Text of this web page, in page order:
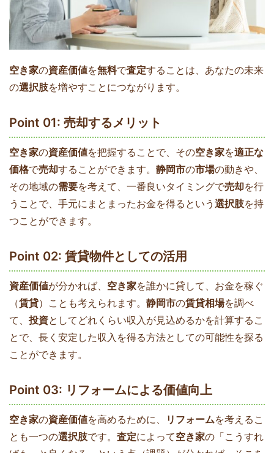
空き家の資産価値を無料で査定することは、あなたの未来
の選択肢を増やすことにつながります。
Point 01: 売却するメリット
空き家の資産価値を把握することで、その空き家を適正な
価格で売却することができます。 静岡市の市場の動きや、
その地域の需要を考えて、一番良いタイミングで売却を行
うことで、手元にまとまったお金を得るという 選択肢を持
つことができます。
Point 02: 賃貸物件としての活用
資産価値が分かれば、 空き家を誰かに貸して、お金を稼ぐ
（賃貸）ことも考えられます。 静岡市の賃貸相場を調べ
て、 投資としてどれくらい収入が見込めるかを計算するこ
とで、長く安定した収入を得る方法としての可能性を探る
ことができます。
Point 03: リフォームによる価値向上
空き家の資産価値を高めるために、 リフォームを考えるこ
とも一つの選択肢です。 査定によって空き家の「こうすれ